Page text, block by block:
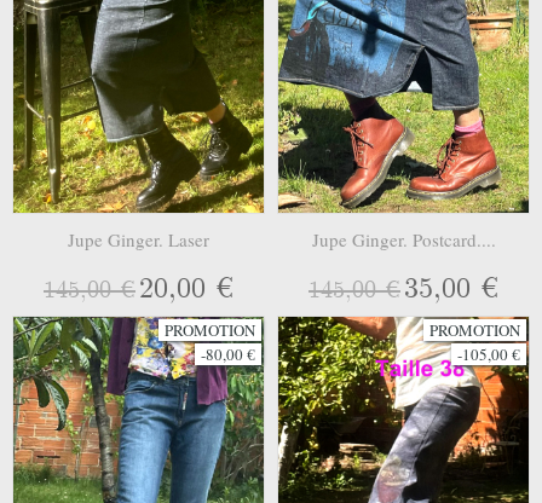
Jupe Ginger. Laser
145,00 €20,00 €
Jupe Ginger. Postcard....
145,00 €35,00 €
PROMOTION
-80,00 €
PROMOTION
-105,00 €